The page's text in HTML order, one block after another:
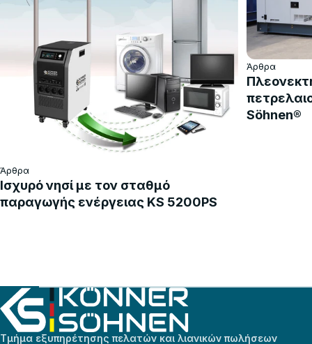
Άρθρα
Ισχυρό νησί με τον σταθμό
παραγωγής ενέργειας KS 5200PS
Άρθρα
Söhnen®
Τμήμα εξυπηρέτησης πελατών και λιανικών πωλήσεων